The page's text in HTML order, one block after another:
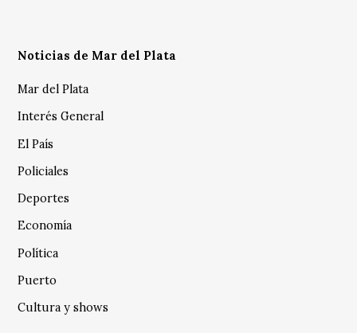
Noticias de Mar del Plata
Mar del Plata
Interés General
El País
Policiales
Deportes
Economía
Política
Puerto
Cultura y shows